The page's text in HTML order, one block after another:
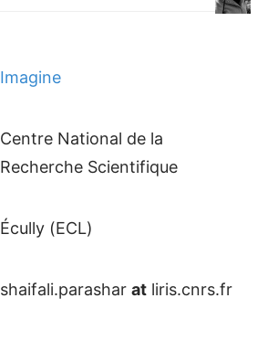
Imagine
Centre National de la
Recherche Scientifique
Écully (ECL)
shaifali.parashar at liris.cnrs.fr